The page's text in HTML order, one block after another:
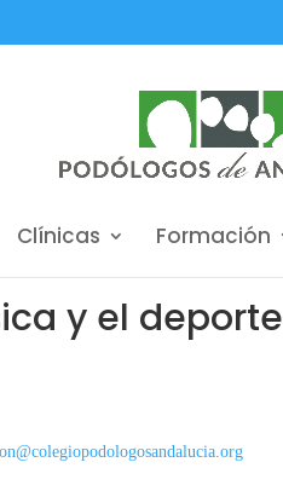
Clínicas Formación
y el deporte